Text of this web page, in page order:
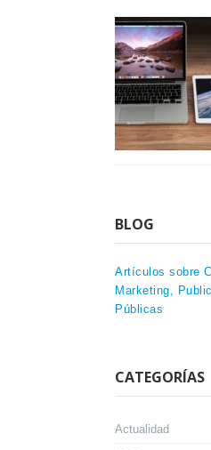
BLOG
Artículos sobre
Marketing,
Públicas
CATEGORÍAS
Actualidad